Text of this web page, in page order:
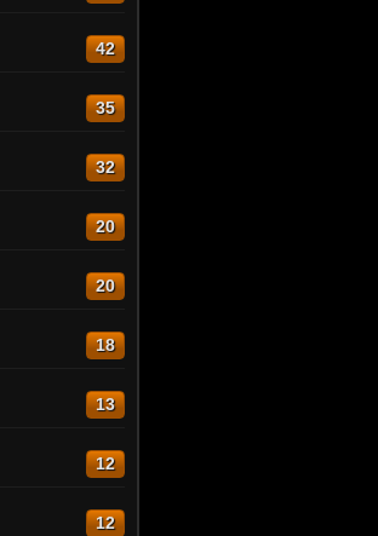
42
35
32
20
20
18
13
12
12